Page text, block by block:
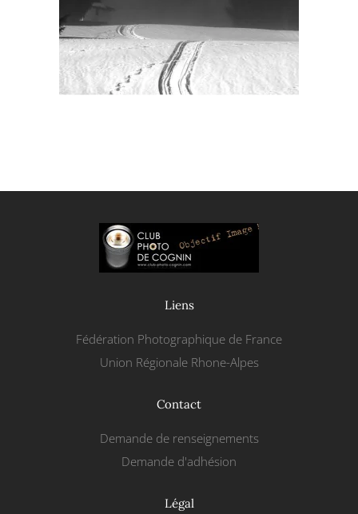
Liens
Fédération Photographique de France
Union Régionale Rhone-Alpes
Contact
Demande de renseignements
Demande d'adhésion
Légal